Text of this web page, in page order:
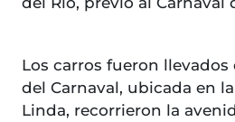
Los carros fueron llevados
del Carnaval, ubicada en
Linda, recorrieron la